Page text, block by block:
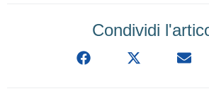
Condividi